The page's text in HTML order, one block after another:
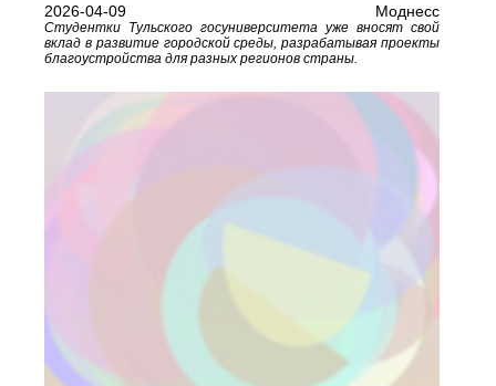
2026-04-09 Моднесс
Студентки Тульского госуниверситета уже вносят свой
вклад в развитие городской среды, разрабатывая проекты
благоустройства для разных регионов страны.